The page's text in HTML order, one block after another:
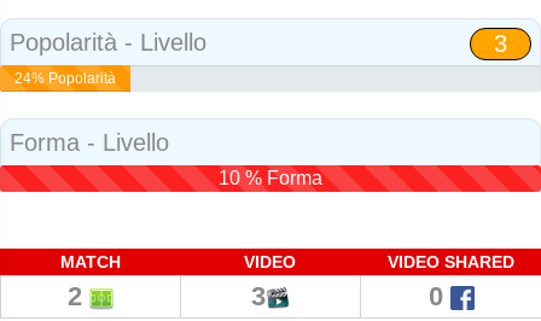
Popolarità - Livello 3
24% Popolarità
Forma - Livello
10 % Forma
MATCH VIDEO VIDEO SHARED
2 3 0